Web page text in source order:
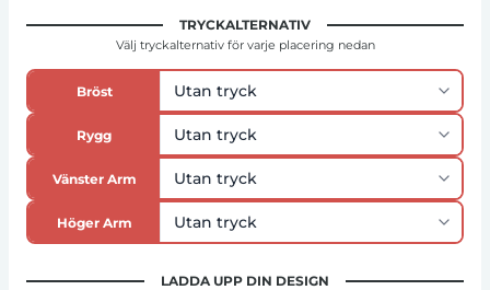
TRYCKALTERNATIV
Välj tryckalternativ för varje placering nedan
Bröst
Rygg
Vänster Arm
Höger Arm
LADDA UPP DIN DESIGN